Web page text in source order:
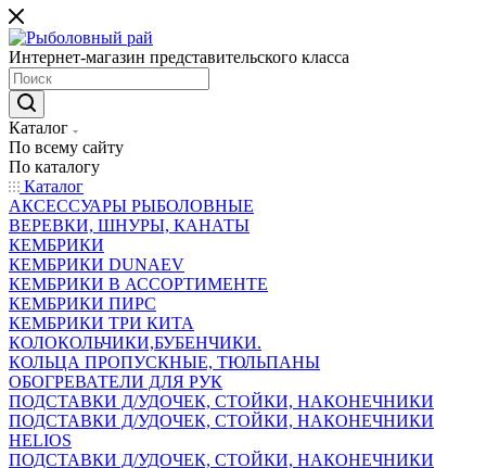
Интернет-магазин представительского класса
Каталог
По всему сайту
По каталогу
Каталог
АКСЕССУАРЫ РЫБОЛОВНЫЕ
ВЕРЕВКИ, ШНУРЫ, КАНАТЫ
КЕМБРИКИ
КЕМБРИКИ DUNAEV
КЕМБРИКИ В АССОРТИМЕНТЕ
КЕМБРИКИ ПИРС
КЕМБРИКИ ТРИ КИТА
КОЛОКОЛЬЧИКИ,БУБЕНЧИКИ.
КОЛЬЦА ПРОПУСКНЫЕ, ТЮЛЬПАНЫ
ОБОГРЕВАТЕЛИ ДЛЯ РУК
ПОДСТАВКИ Д/УДОЧЕК, СТОЙКИ, НАКОНЕЧНИКИ
ПОДСТАВКИ Д/УДОЧЕК, СТОЙКИ, НАКОНЕЧНИКИ
HELIOS
ПОДСТАВКИ Д/УДОЧЕК, СТОЙКИ, НАКОНЕЧНИКИ